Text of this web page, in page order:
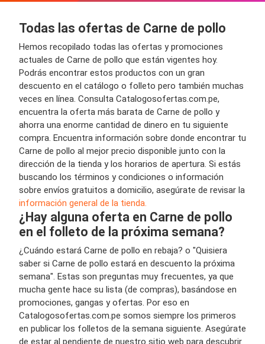
Todas las ofertas de Carne de pollo
Hemos recopilado todas las ofertas y promociones
actuales de Carne de pollo que están vigentes hoy.
Podrás encontrar estos productos con un gran
descuento en el catálogo o folleto pero también muchas
veces en línea. Consulta Catalogosofertas.com.pe,
encuentra la oferta más barata de Carne de pollo y
ahorra una enorme cantidad de dinero en tu siguiente
compra. Encuentra información sobre donde encontrar tu
Carne de pollo al mejor precio disponible junto con la
dirección de la tienda y los horarios de apertura. Si estás
buscando los términos y condiciones o información
sobre envíos gratuitos a domicilio, asegúrate de revisar la
información general de la tienda.
¿Hay alguna oferta en Carne de pollo
en el folleto de la próxima semana?
¿Cuándo estará Carne de pollo en rebaja? o "Quisiera
saber si Carne de pollo estará en descuento la próxima
semana". Estas son preguntas muy frecuentes, ya que
mucha gente hace su lista (de compras), basándose en
promociones, gangas y ofertas. Por eso en
Catalogosofertas.com.pe somos siempre los primeros
en publicar los folletos de la semana siguiente. Asegúrate
de estar al pendiente de nuestro sitio web para descubrir